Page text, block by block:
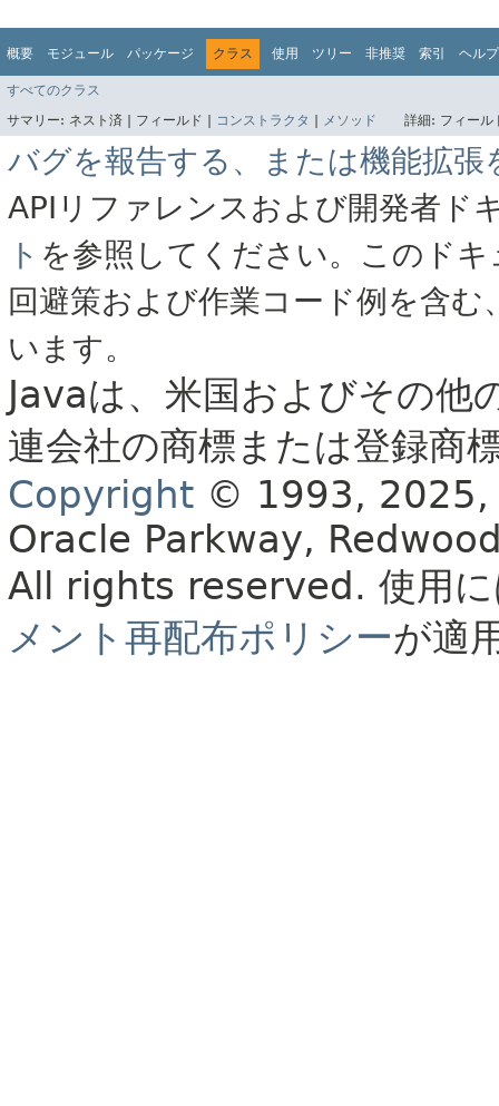
概要 モジュール パッケージ クラス 使用 ツリー 非推奨 索引 ヘルプ
すべてのクラス
サマリー: ネスト済 | フィールド | コンストラクタ メソッド 詳細: フィー
バグを報告する、または機能拡張
APIリファレンスおよび開発者ド
ト を参照してください。このド
回避策および作業コード例を含
います。
Javaは、米国およびその
連会社の商標または登録商
Copyright © 1993, 2025,
Oracle Parkway,
All rights reserved. 使用
メント再配布ポリシーが適